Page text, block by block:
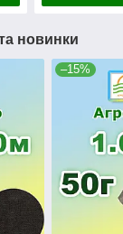
новинки
–15%